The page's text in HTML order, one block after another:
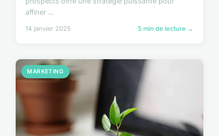
affiner ...
14 janvier 2025 5 min de lecture →
MARKETING